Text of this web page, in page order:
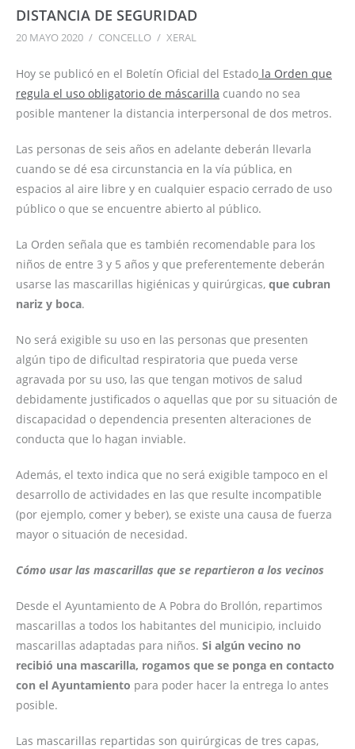
DISTANCIA DE SEGURIDAD
20 MAYO 2020 / CONCELLO / XERAL
Hoy se publicó en el Boletín Oficial del Estado la Orden que
regula el uso obligatorio de máscarilla cuando no sea
posible mantener la distancia interpersonal de dos metros.
Las personas de seis años en adelante deberán llevarla
cuando se dé esa circunstancia en la vía pública, en
espacios al aire libre y en cualquier espacio cerrado de uso
público o que se encuentre abierto al público.
La Orden señala que es también recomendable para los
niños de entre 3 y 5 años y que preferentemente deberán
usarse las mascarillas higiénicas y quirúrgicas, que cubran
nariz y boca.
No será exigible su uso en las personas que presenten
algún tipo de dificultad respiratoria que pueda verse
agravada por su uso, las que tengan motivos de salud
debidamente justificados o aquellas que por su situación de
discapacidad o dependencia presenten alteraciones de
conducta que lo hagan inviable.
Además, el texto indica que no será exigible tampoco en el
desarrollo de actividades en las que resulte incompatible
(por ejemplo, comer y beber), se existe una causa de fuerza
mayor o situación de necesidad.
Cómo usar las mascarillas que se repartieron a los vecinos
Desde el Ayuntamiento de A Pobra do Brollón, repartimos
mascarillas a todos los habitantes del municipio, incluido
mascarillas adaptadas para niños. Si algún vecino no
recibió una mascarilla, rogamos que se ponga en contacto
con el Ayuntamiento para poder hacer la entrega lo antes
posible.
Las mascarillas repartidas son quirúrgicas de tres capas,